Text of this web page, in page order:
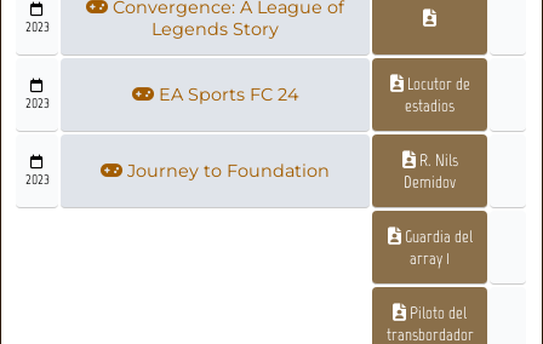
2023
Convergence: A League of
Legends Story
2023 EA Sports FC 24
Locutor de
estadios
2023 Journey to Foundation
R. Nils
Demidov
Guardia del
array 1
Piloto del
transbordador